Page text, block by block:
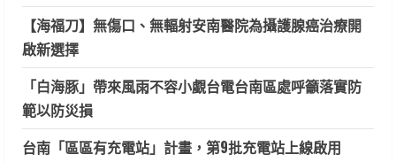
【海福刀】無傷口、無輻射安南醫院為攝護腺癌治療開
啟新選擇
「白海豚」帶來風雨不容小覷台電台南區處呼籲落實防
範以防災損
台南「區區有充電站」計畫，第9批充電站上線啟用